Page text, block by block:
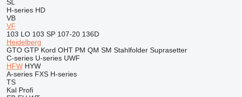
SL
H-series HD
VB
VF
103 LO 103 SP 107-20 136D
Heidelberg
GTO GTP Kord OHT PM QM SM Stahlfolder Suprasetter
C-series U-series UWF
HFW HYW
A-series FXS H-series
TS
Kal Profi